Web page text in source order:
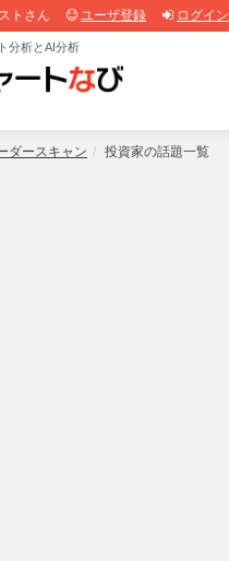
トさん ユーザ登録 ログイン
分析とAI分析
ダースキャン 投資家の話題一覧